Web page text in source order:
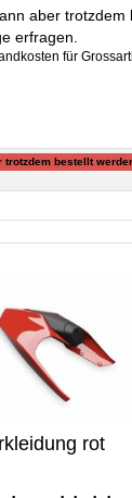
aber trotzdem
erfragen.
für
trotzdem bestellt
rot